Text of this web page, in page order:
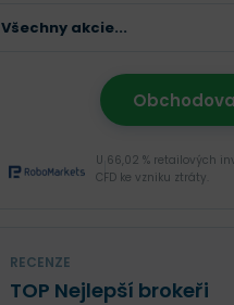
Všechny akcie...
U 66,02 % retailových
CFD ke vzniku ztráty.
RECENZE
TOP Nejlepší brokeři